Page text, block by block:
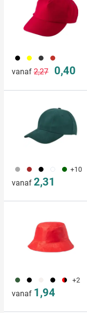
001 006 007 008
vanaf Normale prijs
2,27 Speciale
0,40
491 011 001 002 004 +10
vanaf 2,31
760 001 005 008 +2
vanaf 1,94